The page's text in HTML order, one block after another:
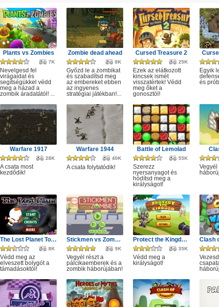
Plants vs Zombies
7K
Nevelgesd fel
virágaidat és
segítségükkel védd
meg a házad a
zombik áradatától! ...
Zombie dead ahead
8K
Győzd le a zombikat
és szabadítsd meg
az embereket ebben
az ingyenes
stratégiai játékban!...
Cursed Treasure 2
25K
Ezek az elátkozott
kincsek ismét
visszatértek! Védd
meg őket a
gonosztól!
Egyik
és
Warfare 1917
28K
A csata most
kezdődik!
Warfare 1944
40K
A csata folytatódik!
Battle of Lemolad
55K
Szerezz
nyersanyagot és
hódítsd meg a
királyságot!
Vegyél
The Lost Planet Tower Defense
8K
Védd meg az
elveszett bolygót a
támadásoktól!
Stickmen vs Zombies
9K
Vegyél részt a
pálcikaemberek és a
zombik háborújában!
Protect the Kingdom
35K
Védd meg a
királyságot!